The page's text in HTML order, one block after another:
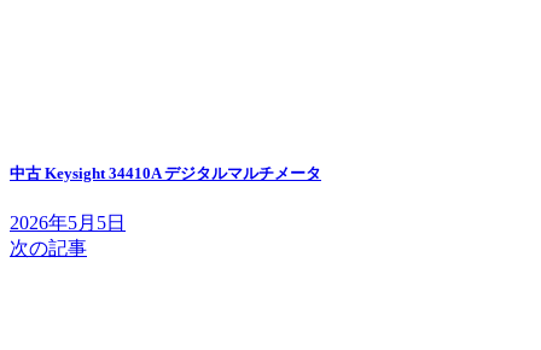
中古 Keysight 34410A デジタルマルチメータ
2026年5月5日
次の記事